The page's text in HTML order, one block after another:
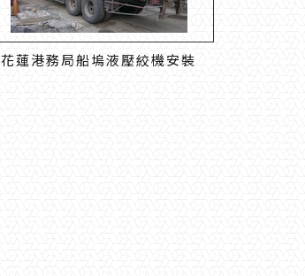
花蓮港務局船塢液壓絞機安裝